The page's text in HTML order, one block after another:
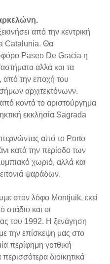
από την κεντρική
Catalunia. Θα
Paseo De Gracia η
αλλά και τα
από την εποχή του
αρχιτεκτόνωνν.
κοντά το αριστούργημα
εκκλησία Sagrada
περνώντας από το Porto
κατά την περίοδο των
χωριό, αλλά και
ψαράδων.
στον λόφο Montjuik, εκεί
στάδιο και οι
του 1992. Η ξενάγηση
την επίσκεψη μας στο
περίφημη γοτθική
διοικητικά